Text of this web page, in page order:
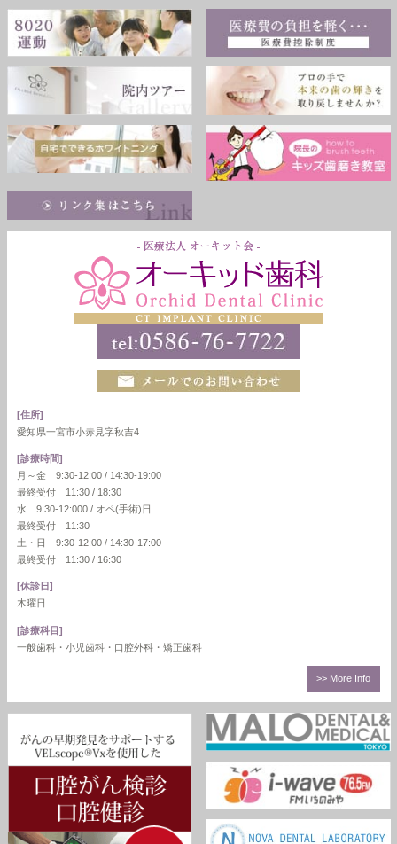
[住所]
愛知県一宮市小赤見字秋吉4
[診療時間]
月～金 9:30-12:00 / 14:30-19:00
最終受付 11:30 / 18:30
水 9:30-12:000 / オペ(手術)日
最終受付 11:30
土・日 9:30-12:00 / 14:30-17:00
最終受付 11:30 / 16:30
[休診日]
木曜日
[診療科目]
一般歯科・小児歯科・口腔外科・矯正歯科
>> More Info